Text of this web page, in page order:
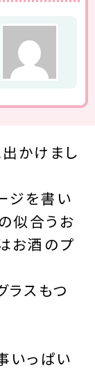
かけまし
ジを書い
似合うお
お酒のプ
ラスもつ
いっぱい